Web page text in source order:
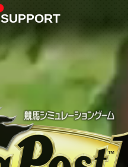
SUPPORT